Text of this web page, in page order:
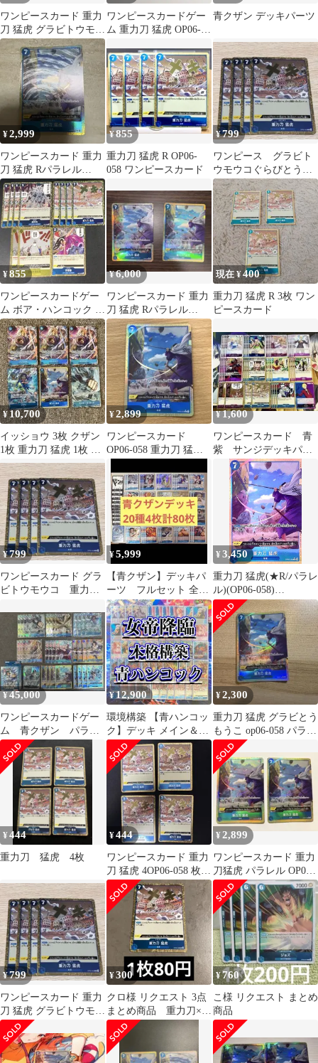
ワンピースカード 重力
刀 猛虎 グラビトウモウ
コ 4枚セット OP06-
058
ワンピースカードゲー
ム 重力刀 猛虎 OP06-
青クザン デッキパーツ
¥2,999
ワンピースカード 重力
刀 猛虎 Rパラレル
OP06-058
¥855
重力刀 猛虎 R OP06-
058 ワンピースカード
¥799
ワンピース グラビト
ウモウコぐらびとうも
うこ 重力刀 猛虎 4枚
OP06-058
¥855
ワンピースカードゲー
ム ボア・ハンコック デ
ッキパーツ まとめ売り
¥6,000
ワンピースカード 重力
刀 猛虎 Rパラレル
OP06-058
現在 ¥400
重力刀 猛虎 R 3枚 ワン
ピースカード
¥10,700
イッショウ 3枚 クザン
1枚 重力刀 猛虎 1枚 モ
ンキー・D・ガープ 1枚
¥2,899
ワンピースカード
OP06-058 重力刀 猛虎
ラレル
¥1,600
ワンピースカード 青
紫 サンジデッキパー
¥799
ワンピースカード グラ
ビトウモウコ 重力刀
¥5,999
【青クザン】デッキパ
ーツ フルセット 全20
種4枚 ST-33対応
¥3,450
重力刀 猛虎(★R/パラレ
ル)(OP06-058)
[illust.kankurou]
¥45,000
ワンピースカードゲー
ム 青クザン パラレ
ルまとめ売り
¥12,900
環境構築 【青ハンコッ
ク】デッキ メイン＆ド
ン＆二重スリーブ
¥2,300
重力刀 猛虎 グラビとう
もうこ op06-058 パラレ
ル 1枚
¥444
重力刀 猛虎 4枚
¥444
ワンピースカード 重力
刀 猛虎 4OP06-058 枚セ
ット
¥2,899
ワンピースカード 重力
刀猛虎 パラレル OP06-
058 2枚
¥799
ワンピースカード 重力
刀 猛虎 グラビトウモウ
コ4枚セット OP06-058
¥300
クロ様 リクエスト 3点
まとめ商品 重力刀×2
残り1ずつ
¥760
こ様 リクエスト まとめ
商品